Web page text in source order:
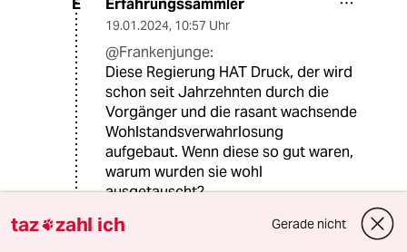
E
19.01.2024, 10:57 Uhr
@Frankenjunge:
Diese Regierung HAT Druck, der wird
schon seit Jahrzehnten durch die
Vorgänger und die rasant wachsende
Wohlstandsverwahrlosung
aufgebaut. Wenn diese so gut waren,
warum wurden sie wohl
ausgetauscht?
taz zahl ich Gerade nicht